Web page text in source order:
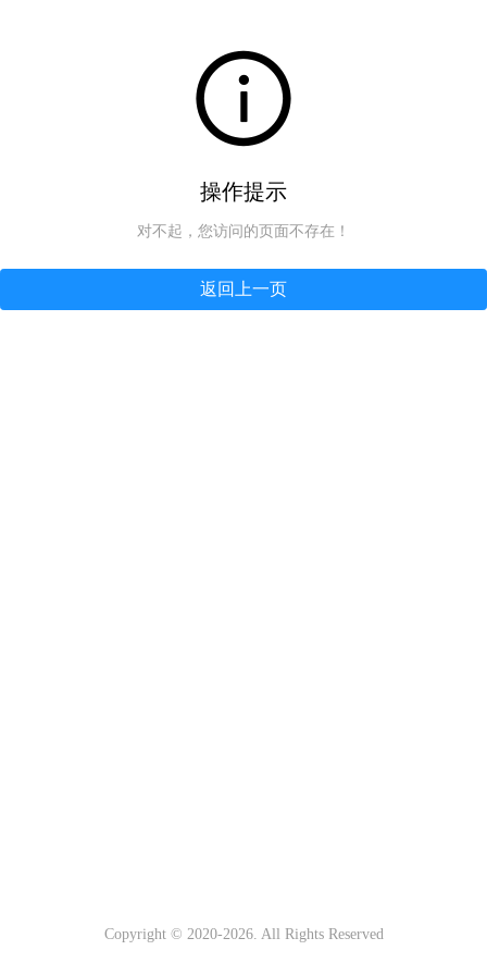
操作提示
对不起，您访问的页面不存在！
返回上一页
Copyright © 2020-2026. All Rights Reserved